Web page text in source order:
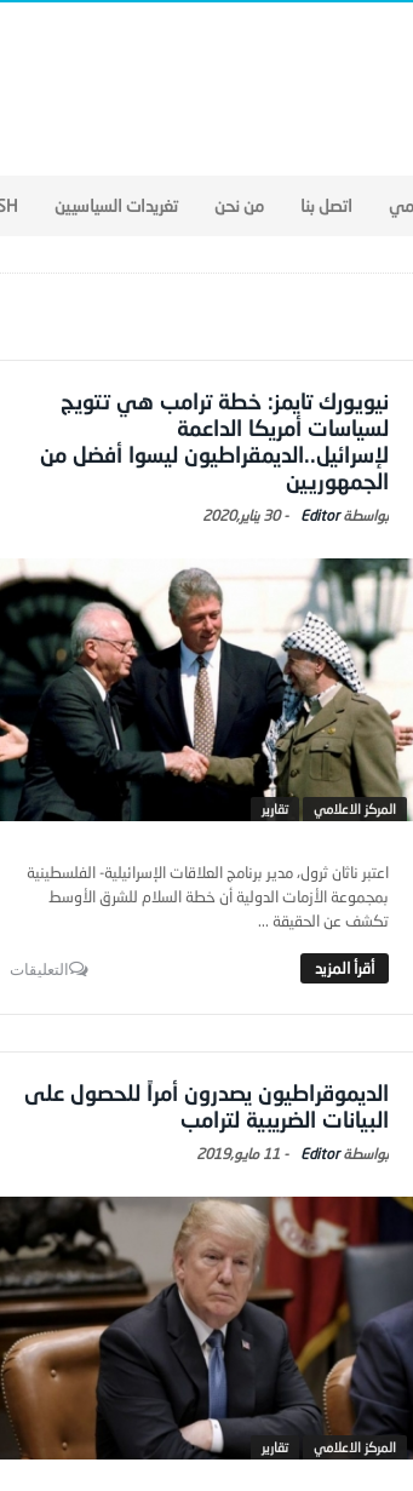
اتصل بنا من نحن تغريدات السياسيين
نيويورك تايمز: خطة ترامب هي تتويج
لسياسات أمريكا الداعمة
لإسرائيل..الديمقراطيون ليسوا أفضل من
الجمهوريين
Editor
-30 يناير,2020
المركز الاعلامي تقارير
اعتبر ناثان ثرول، مدير برنامج العلاقات الإسرائيلية- الفلسطينية
بمجموعة الأزمات الدولية أن خطة السلام للشرق الأوسط
تكشف عن الحقيقة ...
التعليقات
الديموقراطيون يصدرون أمراً للحصول على
البيانات الضريبية لترامب
Editor
- 11 مايو,2019
المركز الاعلامي تقارير